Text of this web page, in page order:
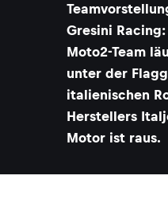
Gresini Racing:
Moto2-Team
unter der
italienischen
Herstellers
Motor ist raus.